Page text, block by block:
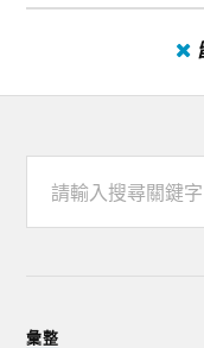
彙整